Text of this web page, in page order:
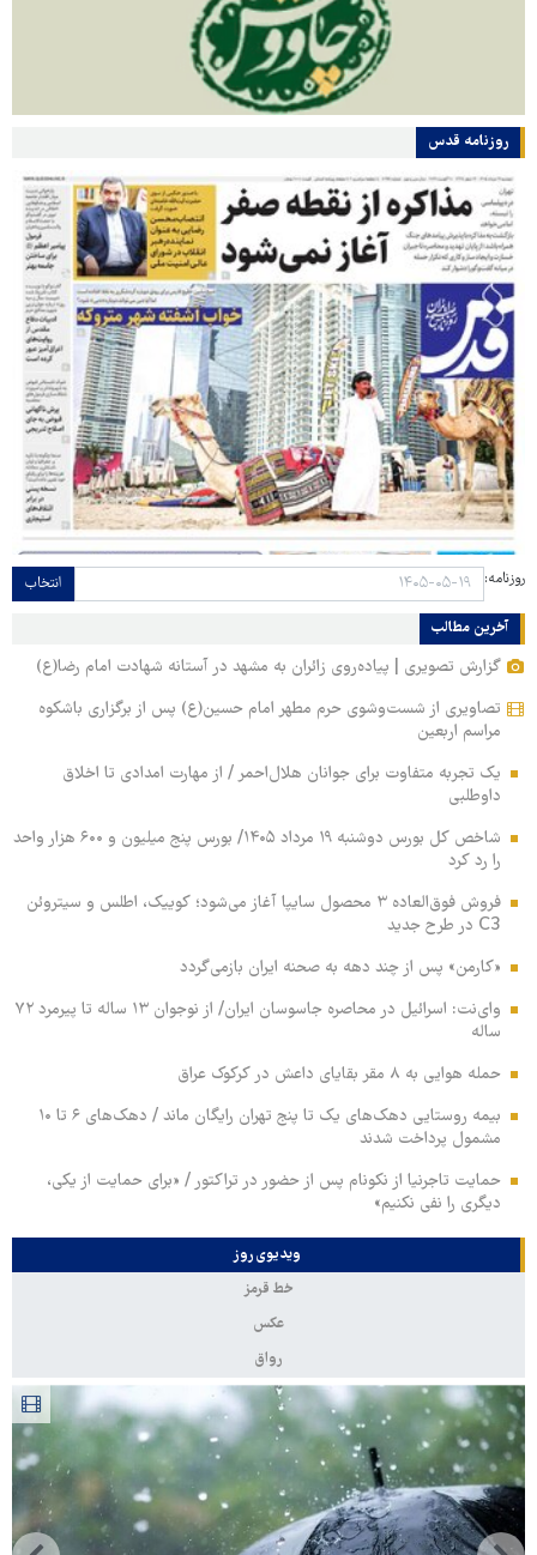
روزنامه قدس
روزنامه: انتخاب
آخرین مطالب
گزارش تصویری | پیاده‌روی زائران به مشهد در آستانه شهادت امام رضا(ع)
تصاویری از شست‌وشوی حرم مطهر امام حسین(ع) پس از برگزاری باشکوه
مراسم اربعین
یک تجربه متفاوت برای جوانان هلال‌احمر / از مهارت امدادی تا اخلاق
داوطلبی
شاخص کل بورس دوشنبه ۱۹ مرداد ۱۴۰۵/ بورس پنج میلیون و ۶۰۰ هزار واحد
را رد کرد
فروش فوق‌العاده ۳ محصول سایپا آغاز می‌شود؛ کوییک، اطلس و سیتروئن
C3 در طرح جدید
«کارمن» پس از چند دهه به صحنه ایران بازمی‌گردد
وای‌نت: اسرائیل در محاصره جاسوسان ایران/ از نوجوان ۱۳ ساله تا پیرمرد ۷۲
ساله
حمله هوایی به ۸ مقر بقایای داعش در کرکوک عراق
بیمه روستایی دهک‌های یک تا پنج تهران رایگان ماند / دهک‌های ۶ تا ۱۰
مشمول پرداخت شدند
حمایت تاجرنیا از نکونام پس از حضور در تراکتور / «برای حمایت از یکی،
دیگری را نفی نکنیم»
ویدیوی روز
خط قرمز
عکس
رواق